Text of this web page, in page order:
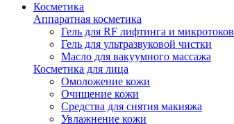
Косметика
Аппаратная косметика
Гель для RF лифтинга и микротоков
Гель для ультразвуковой чистки
Масло для вакуумного массажа
Косметика для лица
Омоложение кожи
Очищение кожи
Средства для снятия макияжа
Увлажнение кожи